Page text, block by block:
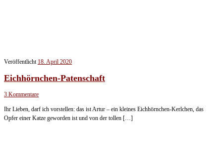
Veröffentlicht 18. April 2020
Eichhörnchen-Patenschaft
3 Kommentare
Ihr Lieben, darf ich vorstellen: das ist Artur – ein kleines Eichhörnchen-Kerlchen, das
Opfer einer Katze geworden ist und von der tollen […]